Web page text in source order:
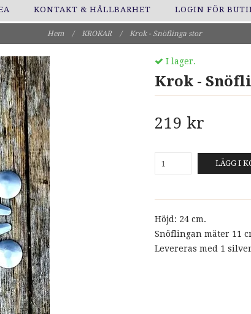
KONTAKT & HÅLLBARHET LOGIN FÖR
Hem / KROKAR / Krok - Snöflinga stor
I lager.
Krok -
219 kr
LÄGG I
Höjd: 24 cm.
Snöflingan mäter 11
Levereras med 1